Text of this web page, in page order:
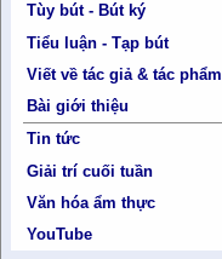
Tùy bút - Bút ký
Tiểu luận - Tạp bút
Viết về tác giả & tác phẩm
Bài giới thiệu
Tin tức
Giải trí cuối tuần
Văn hóa ẩm thực
YouTube